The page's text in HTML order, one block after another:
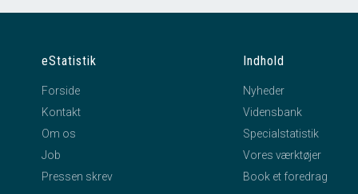
eStatistik
Forside
Kontakt
Om os
Job
Pressen skrev
Indhold
Nyheder
Vidensbank
Specialstatistik
Vores værktøjer
Book et foredrag